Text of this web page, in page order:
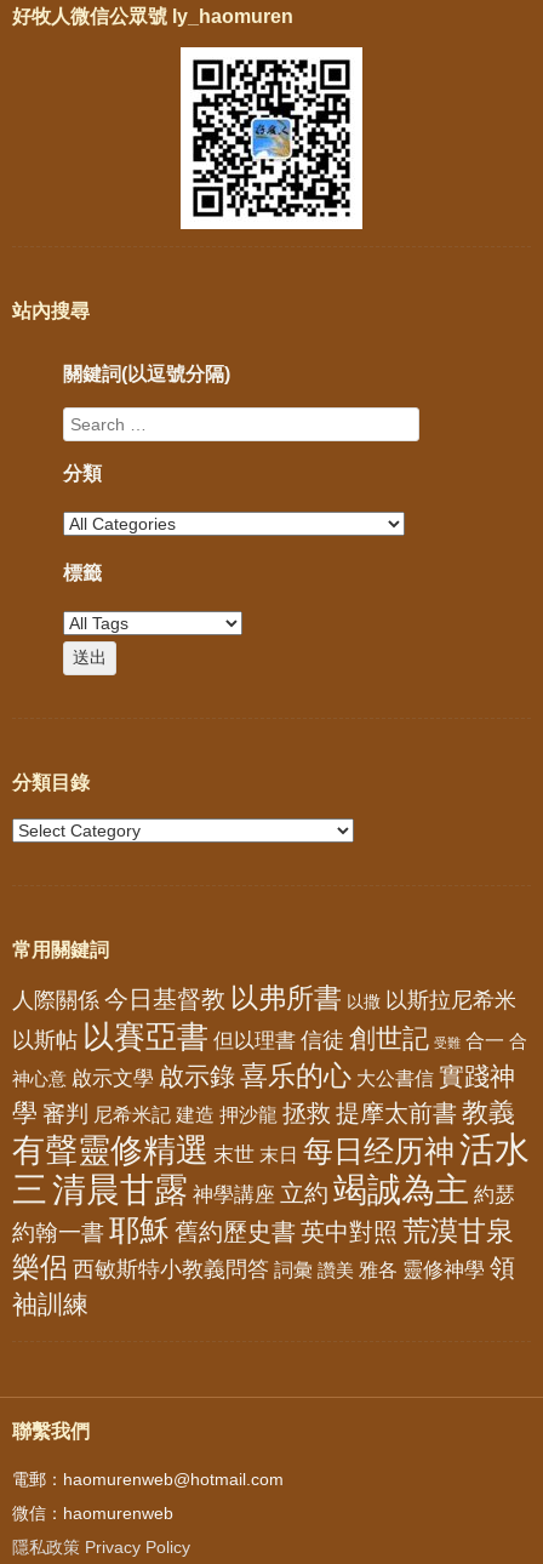
好牧人微信公眾號 ly_haomuren
站內搜尋
關鍵詞(以逗號分隔)
分類
標籤
分類目錄
常用關鍵詞
人際關係 今日基督教 以弗所書 以撒 以斯拉尼希米
以斯帖 以賽亞書 但以理書 信徒 創世記 受難 合一 合
神心意 啟示文學 啟示錄喜乐的心 大公書信 實踐神
學 審判 尼希米記 建造 押沙龍 拯救 提摩太前書 教義
有聲靈修精選 末世 末日 每日经历神活水
三 清晨甘露 神學講座 立約 竭誠為主 約瑟
約翰一書耶穌 舊約歷史書 英中對照 荒漠甘泉
樂侶 西敏斯特小教義問答 詞彙 讚美 雅各 靈修神學 領
袖訓練
聯繫我們
電郵：haomurenweb@hotmail.com
微信：haomurenweb
隱私政策 Privacy Policy